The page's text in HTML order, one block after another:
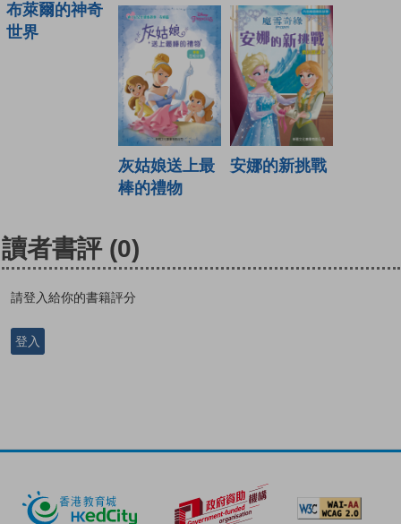
布萊爾的神奇
世界
灰姑娘送上最
棒的禮物
安娜的新挑戰
讀者書評 (0)
請登入給你的書籍評分
登入